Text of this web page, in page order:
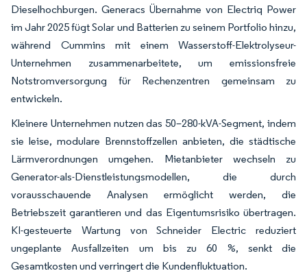
Dieselhochburgen. Generacs Übernahme von Electriq Power
im Jahr 2025 fügt Solar und Batterien zu seinem Portfolio hinzu,
während Cummins mit einem Wasserstoff-Elektrolyseur-
Unternehmen zusammenarbeitete, um emissionsfreie
Notstromversorgung für Rechenzentren gemeinsam zu
entwickeln.
Kleinere Unternehmen nutzen das 50–280-kVA-Segment, indem
sie leise, modulare Brennstoffzellen anbieten, die städtische
Lärmverordnungen umgehen. Mietanbieter wechseln zu
Generator-als-Dienstleistungsmodellen, die durch
vorausschauende Analysen ermöglicht werden, die
Betriebszeit garantieren und das Eigentumsrisiko übertragen.
KI-gesteuerte Wartung von Schneider Electric reduziert
ungeplante Ausfallzeiten um bis zu 60 %, senkt die
Gesamtkosten und verringert die Kundenfluktuation.